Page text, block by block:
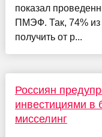
показал
ПМЭФ. Так, 74%
получить от р...
Россиян
инвестициями в
мисселинг